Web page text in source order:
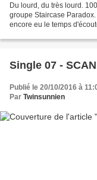
Du lourd, du très lourd.
groupe Staircase
encore eu le temps
Single 07 -
Publié le 20/10/2016 à
Par Twinsunnien